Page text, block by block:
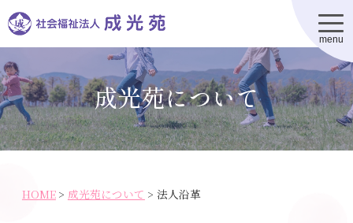
t
o
g
g
l
e
n
a
v
i
g
a
翻訳(translation)
施設一覧
地域の皆様へ
採用情報
成光苑について
HOME > 成光苑について > 法人沿革